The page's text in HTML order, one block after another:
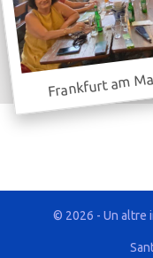
Frankfurt am
© 2026 - Un altre